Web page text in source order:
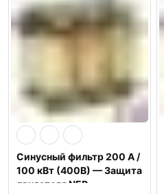
Синусный фильтр 200 А /
100 кВт (400В) — Защита
двигателя NEP